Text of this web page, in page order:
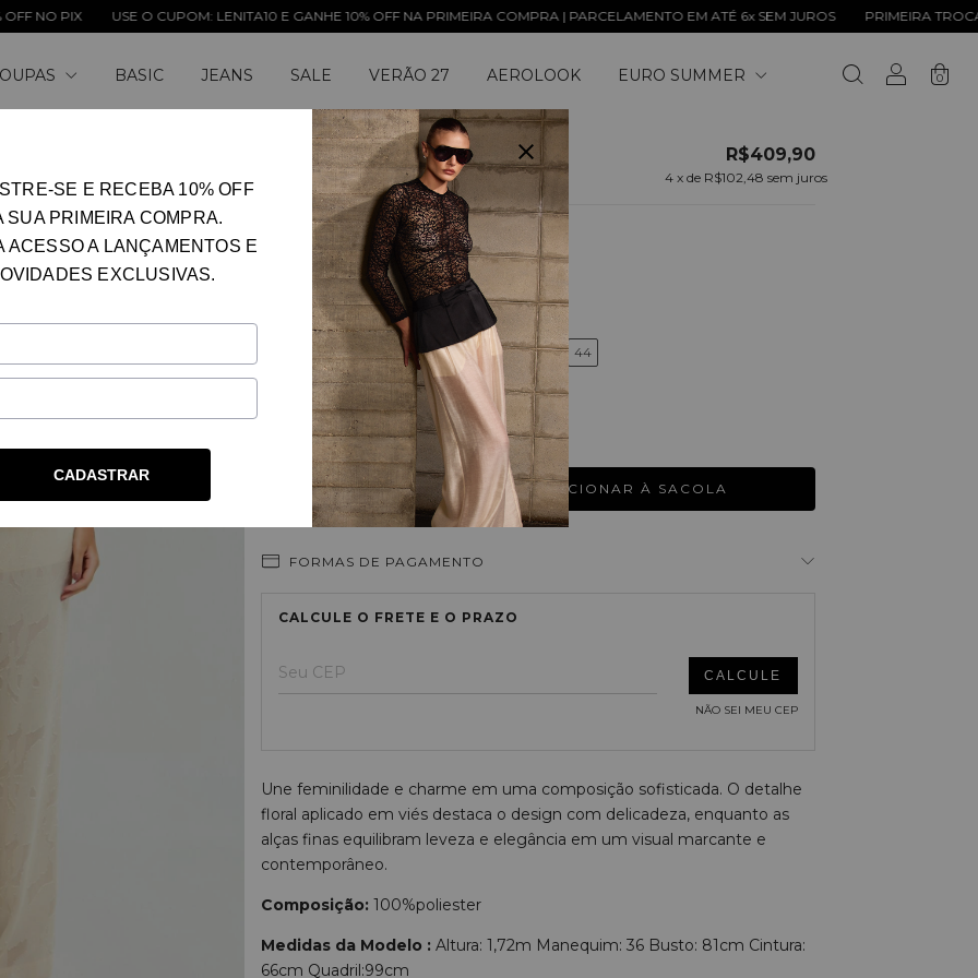
PIX USE O CUPOM: LENITA10 E GANHE 10% OFF NA PRIMEIRA COMPRA | PARCELAMENTO EM ATÉ 6x SEM JUROS PRIMEIRA TROCA
BASIC JEANS SALE VERÃO 27 AEROLOOK EURO SUMMER 0
BLUSA DE ALÇA R$409,90
4 x de R$102,48 sem juros
Frete grátis a partir deR$899,00
PRETO BUTTER OREOM
TAMANHO 34 36 38 40 42 44
Guia de medidas
ÚLTIMA PEÇA!
FORMAS DE PAGAMENTO
ALTERAR CEP
NÃO SEI MEU CEP
Une feminilidade e charme em uma composição sofisticada. O detalhe
floral aplicado em viés destaca o design com delicadeza, enquanto as
alças finas equilibram leveza e elegância em um visual marcante e
contemporâneo.
Composição: 100%poliester
Medidas da Modelo : Altura: 1,72m Manequim: 36 Busto: 81cm Cintura:
66cm Quadril:99cm
SE E RECEBA 10% OFF
SUA PRIMEIRA COMPRA.
ACESSO A LANÇAMENTOS E
EXCLUSIVAS.
CADASTRAR